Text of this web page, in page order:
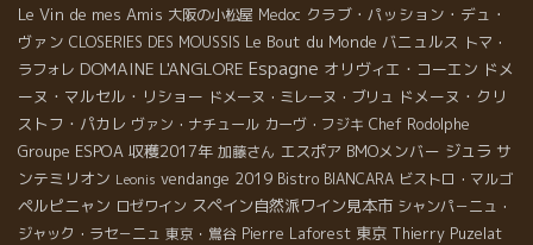
Le Vin de mes Amis 大阪の小松屋 Medoc クラブ・パッション・デュ・
ヴァン CLOSERIES DES MOUSSIS Le Bout du Monde バニュルス トマ・
ラフォレ DOMAINE L'ANGLORE Espagne オリヴィエ・コーエン ドメ
ーヌ・マルセル・リショー ドメーヌ・ミレーヌ・ブリュ ドメーヌ・クリ
ストフ・パカレ ヴァン・ナチュール カーヴ・フジキ Chef Rodolphe
Groupe ESPOA 収穫2017年 加藤さん エスポア BMOメンバー ジュラ サ
ンテミリオン Leonis vendange 2019 Bistro BIANCARA ビストロ・マルゴ
ペルピニャン ロゼワイン スペイン自然派ワイン見本市 シャンパ－ニュ・
ジャック・ラセ－ニュ 東京・鴬谷 Pierre Laforest 東京 Thierry Puzelat